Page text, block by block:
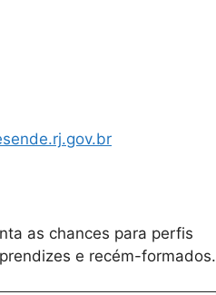
as chances para perfis
e recém-formados.